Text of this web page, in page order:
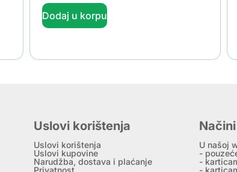
Dodaj u korpu
Uslovi korištenja
Uslovi korištenja
Uslovi kupovine
Narudžba, dostava i plaćanje
Privatnost
U našoj
-
-
-